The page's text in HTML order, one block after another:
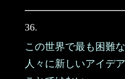
36.
この世界で最も困難な
人々に新しいアイデ